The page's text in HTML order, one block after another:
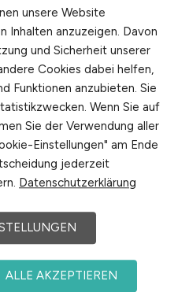
und
w/d)
unsere Website
Inhalten anzuzeigen. Davon
und Sicherheit unserer
Cookies dabei helfen,
Funktionen anzubieten. Sie
Wenn Sie auf
Sie der Verwendung aller
Einstellungen" am Ende
jederzeit
Datenschutzerklärung
ALLE AKZEPTIEREN